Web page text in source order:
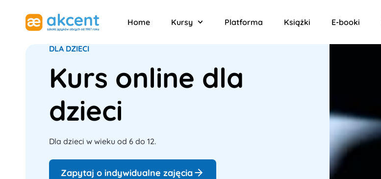
Home Kursy Platforma Książki E-booki
DLA DZIECI
Kurs online dla
dzieci
Dla dzieci w wieku od 6 do 12.
Zapytaj o indywidualne zajęcia